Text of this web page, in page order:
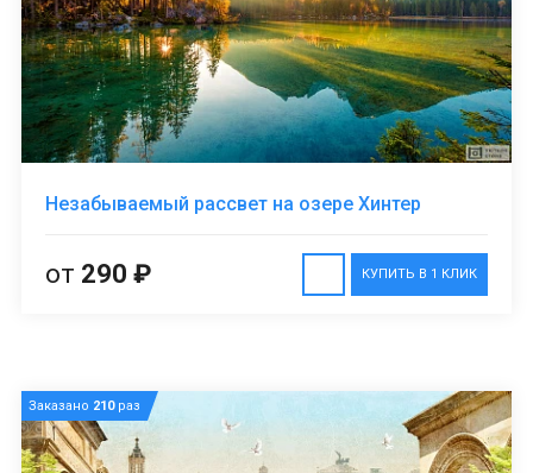
Незабываемый рассвет на озере Хинтер
КУПИТЬ В 1 КЛИК
от 290 ₽
Заказано 210раз